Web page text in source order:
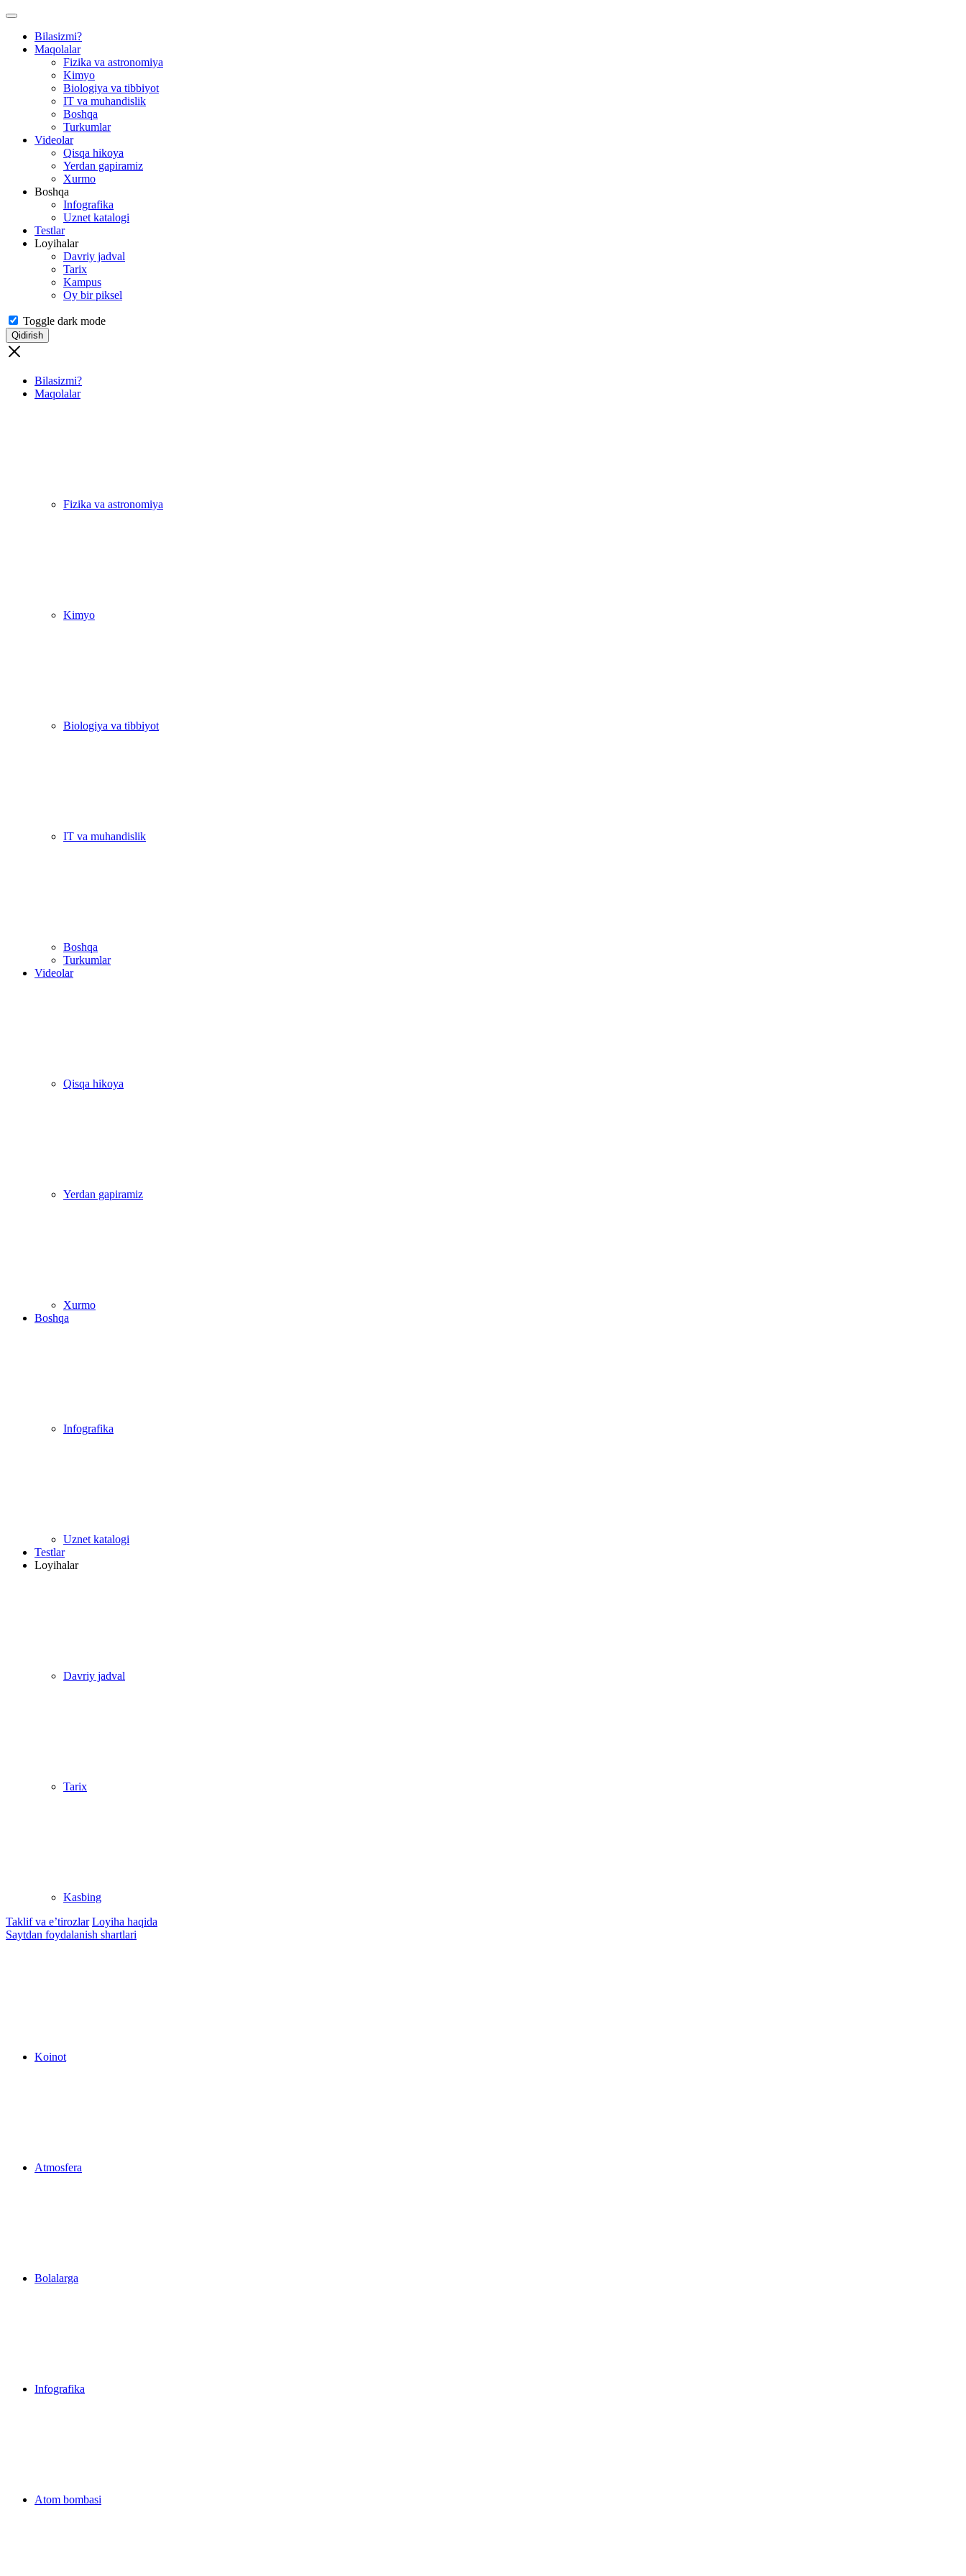
Bilasizmi?
Maqolalar
Fizika va astronomiya
Kimyo
Biologiya va tibbiyot
IT va muhandislik
Boshqa
Turkumlar
Videolar
Qisqa hikoya
Yerdan gapiramiz
Xurmo
Boshqa
Infografika
Uznet katalogi
Testlar
Loyihalar
Davriy jadval
Tarix
Kampus
Oy bir piksel
Toggle dark mode
Qidirish
Bilasizmi?
Maqolalar
Fizika va astronomiya
Kimyo
Biologiya va tibbiyot
IT va muhandislik
Boshqa
Turkumlar
Videolar
Qisqa hikoya
Yerdan gapiramiz
Xurmo
Boshqa
Infografika
Uznet katalogi
Testlar
Loyihalar
Davriy jadval
Tarix
Kasbing
Taklif va e’tirozlar Loyiha haqida
Saytdan foydalanish shartlari
Koinot
Atmosfera
Bolalarga
Infografika
Atom bombasi